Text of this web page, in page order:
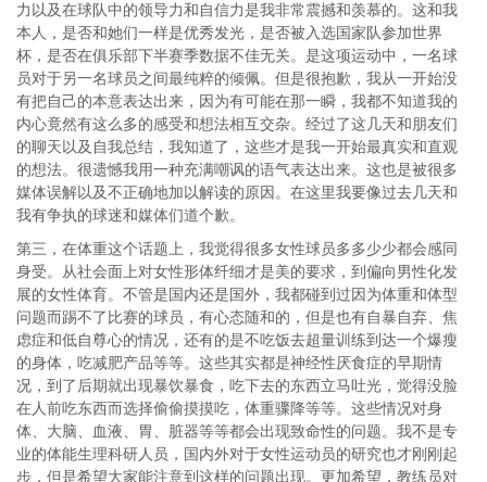
力以及在球队中的领导力和自信力是我非常震撼和羡慕的。这和我
本人，是否和她们一样是优秀发光，是否被入选国家队参加世界
杯，是否在俱乐部下半赛季数据不佳无关。是这项运动中，一名球
员对于另一名球员之间最纯粹的倾佩。但是很抱歉，我从一开始没
有把自己的本意表达出来，因为有可能在那一瞬，我都不知道我的
内心竟然有这么多的感受和想法相互交杂。经过了这几天和朋友们
的聊天以及自我总结，我知道了，这些才是我一开始最真实和直观
的想法。很遗憾我用一种充满嘲讽的语气表达出来。这也是被很多
媒体误解以及不正确地加以解读的原因。在这里我要像过去几天和
我有争执的球迷和媒体们道个歉。
第三，在体重这个话题上，我觉得很多女性球员多多少少都会感同
身受。从社会面上对女性形体纤细才是美的要求，到偏向男性化发
展的女性体育。不管是国内还是国外，我都碰到过因为体重和体型
问题而踢不了比赛的球员，有心态随和的，但是也有自暴自弃、焦
虑症和低自尊心的情况，还有的是不吃饭去超量训练到达一个爆瘦
的身体，吃减肥产品等等。这些其实都是神经性厌食症的早期情
况，到了后期就出现暴饮暴食，吃下去的东西立马吐光，觉得没脸
在人前吃东西而选择偷偷摸摸吃，体重骤降等等。这些情况对身
体、大脑、血液、胃、脏器等等都会出现致命性的问题。我不是专
业的体能生理科研人员，国内外对于女性运动员的研究也才刚刚起
步，但是希望大家能注意到这样的问题出现。更加希望，教练员对